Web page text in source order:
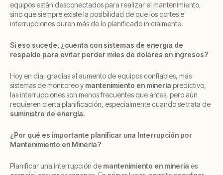
equipos están desconectados para realizar el mantenimiento,
sino que siempre existe la posibilidad de que los cortes e
interrupciones duren más de lo planificado inicialmente.
Si eso sucede, ¿cuenta con sistemas de energía de
respaldo para evitar perder miles de dólares en ingresos?
Hoy en día, gracias al aumento de equipos confiables, más
sistemas de monitoreo y mantenimiento en minería predictivo,
las interrupciones son menos frecuentes que antes, pero aún
requieren cierta planificación, especialmente cuando se trata de
suministro de energía.
¿Por qué es importante planificar una Interrupción por
Mantenimiento en Minería?
Planificar una interrupción de mantenimiento en minería es